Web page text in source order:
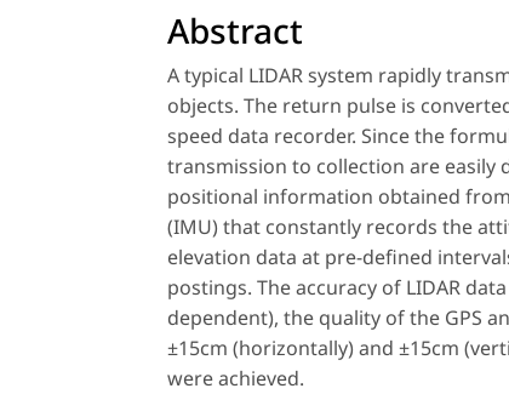
Abstract
A typical LIDAR system rapidly
objects. The return pulse is
speed data recorder. Since the
transmission to collection are easily
positional information obtained
(IMU) that constantly records the
elevation data at pre-defined
postings. The accuracy of LIDAR
dependent), the quality of the GPS
±15cm (horizontally) and ±15cm
were achieved.